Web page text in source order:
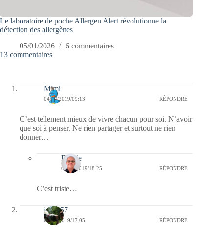
Le laboratoire de poche Allergen Alert révolutionne la
détection des allergènes
05/01/2026
6 commentaires
13 commentaires
Mimi
04/02/2019/09:13 RÉPONDRE
C’est tellement mieux de vivre chacun pour soi. N’avoir
que soi à penser. Ne rien partager et surtout ne rien
donner…
Bernie
04/02/2019/18:25 RÉPONDRE
C’est triste…
jazzy57
03/02/2019/17:05 RÉPONDRE